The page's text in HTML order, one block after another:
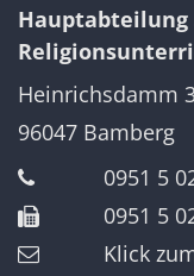
Hauptabteilung
Heinrichsdamm
96047 Bamberg
0951 5
0951 5
Klick